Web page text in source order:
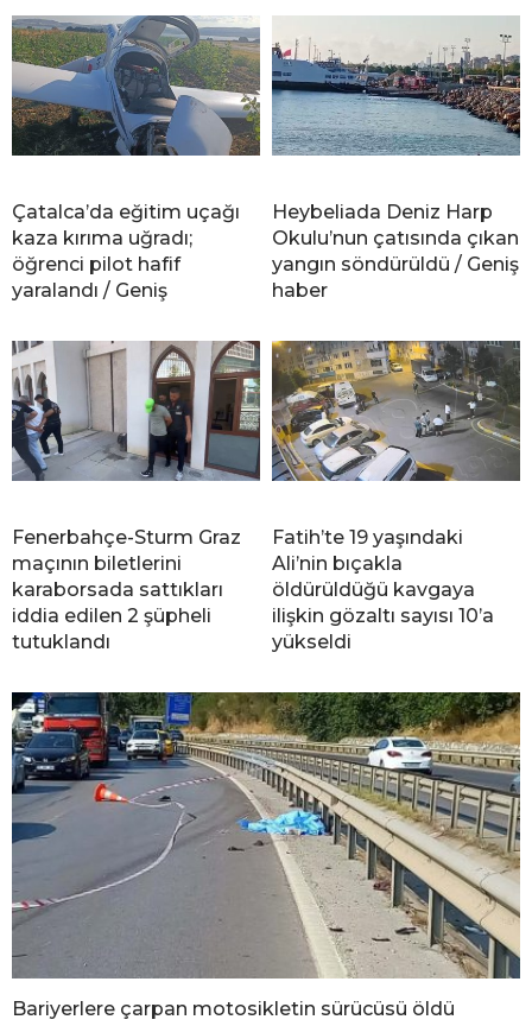
Çatalca’da eğitim uçağı
kaza kırıma uğradı;
öğrenci pilot hafif
yaralandı / Geniş
Heybeliada Deniz Harp
Okulu’nun çatısında çıkan
yangın söndürüldü / Geniş
haber
Fenerbahçe-Sturm Graz
maçının biletlerini
karaborsada sattıkları
iddia edilen 2 şüpheli
tutuklandı
Fatih’te 19 yaşındaki
Ali’nin bıçakla
öldürüldüğü kavgaya
ilişkin gözaltı sayısı 10’a
yükseldi
Bariyerlere çarpan motosikletin sürücüsü öldü